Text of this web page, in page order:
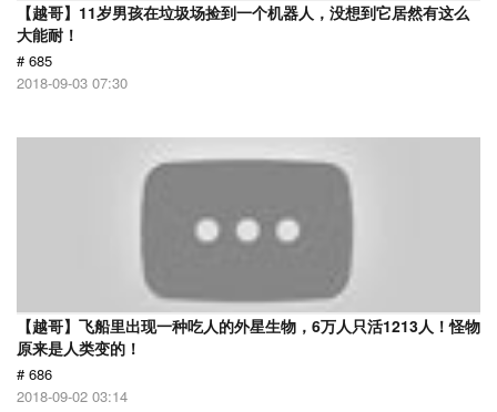
【越哥】11岁男孩在垃圾场捡到一个机器人，没想到它居然有这么
大能耐！
# 685
2018-09-03 07:30
【越哥】飞船里出现一种吃人的外星生物，6万人只活1213人！怪物
原来是人类变的！
# 686
2018-09-02 03:14